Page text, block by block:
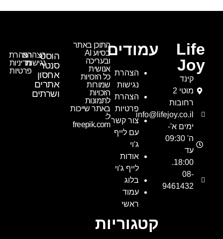
Life
Joy
קינד
מוטי 2
רחובות
info@lifejoy.co.il
ימים א'-
ה' 09:30
עד
18:00.
08-
9461432
עמודים
הצהרת
נגישות
הצהרת
פרטיות
צור קשר
עם לייף
ג'וי
אודות
לייף ג'וי
בלוג
עמוד
ראשי
קטגוריות
התוכן באתר
בסיוע AI
ובעריכה
אנושית
כל הזכויות
שמורות
הזכויות
לתמונות
באתר שייכות
ל:
freepik.com
הצהרת
מדיניות
פרטיות
הצהרת
נגישות
הוסט
סנטר
אחסון
אתרים
ושרתים